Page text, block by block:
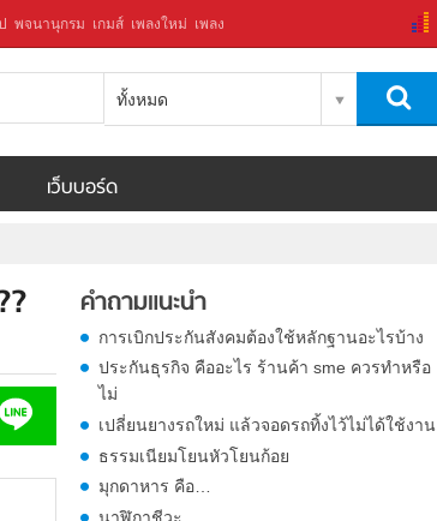
พจนานุกรม เกมส์ เพลงใหม่ เพลง
ทั้งหมด
เว็บบอร์ด
คำถามแนะนำ
การเบิกประกันสังคมต้องใช้หลักฐานอะไรบ้าง
ประกันธุรกิจ คืออะไร ร้านค้า sme ควรทำหรือ
ไม่
เปลี่ยนยางรถใหม่ แล้วจอดรถทิ้งไว้ไม่ได้ใช้งาน
ธรรมเนียมโยนหัวโยนก้อย
มุกดาหาร คือ…